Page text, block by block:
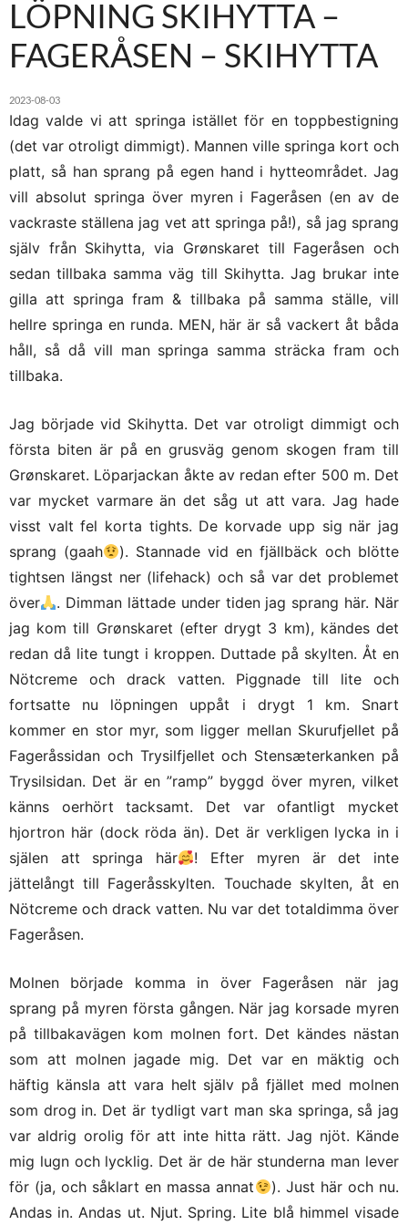
LÖPNING SKIHYTTA –
FAGERÅSEN – SKIHYTTA
2023-08-03
Idag valde vi att springa istället för en toppbestigning
(det var otroligt dimmigt). Mannen ville springa kort och
platt, så han sprang på egen hand i hytteområdet. Jag
vill absolut springa över myren i Fageråsen (en av de
vackraste ställena jag vet att springa på!), så jag sprang
själv från Skihytta, via Grønskaret till Fageråsen och
sedan tillbaka samma väg till Skihytta. Jag brukar inte
gilla att springa fram & tillbaka på samma ställe, vill
hellre springa en runda. MEN, här är så vackert åt båda
håll, så då vill man springa samma sträcka fram och
tillbaka.
Jag började vid Skihytta. Det var otroligt dimmigt och
första biten är på en grusväg genom skogen fram till
Grønskaret. Löparjackan åkte av redan efter 500 m. Det
var mycket varmare än det såg ut att vara. Jag hade
visst valt fel korta tights. De korvade upp sig när jag
sprang (gaah
). Stannade vid en fjällbäck och blötte
tightsen längst ner (lifehack) och så var det problemet
över
. Dimman lättade under tiden jag sprang här. När
jag kom till Grønskaret (efter drygt 3 km), kändes det
redan då lite tungt i kroppen. Duttade på skylten. Åt en
Nötcreme och drack vatten. Piggnade till lite och
fortsatte nu löpningen uppåt i drygt 1 km. Snart
kommer en stor myr, som ligger mellan Skurufjellet på
Fageråssidan och Trysilfjellet och Stensæterkanken på
Trysilsidan. Det är en ”ramp” byggd över myren, vilket
känns oerhört tacksamt. Det var ofantligt mycket
hjortron här (dock röda än). Det är verkligen lycka in i
själen att springa här
! Efter myren är det inte
jättelångt till Fageråsskylten. Touchade skylten, åt en
Nötcreme och drack vatten. Nu var det totaldimma över
Fageråsen.
Molnen började komma in över Fageråsen när jag
sprang på myren första gången. När jag korsade myren
på tillbakavägen kom molnen fort. Det kändes nästan
som att molnen jagade mig. Det var en mäktig och
häftig känsla att vara helt själv på fjället med molnen
som drog in. Det är tydligt vart man ska springa, så jag
var aldrig orolig för att inte hitta rätt. Jag njöt. Kände
mig lugn och lycklig. Det är de här stunderna man lever
för (ja, och såklart en massa annat
). Just här och nu.
Andas in. Andas ut. Njut. Spring. Lite blå himmel visade